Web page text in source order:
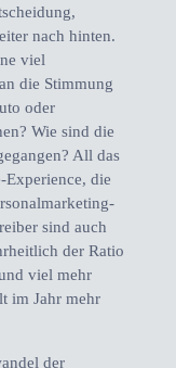
nach hinten.
viel
die Stimmung
oder
Wie sind die
All das
Experience, die
sind auch
der Ratio
viel mehr
im Jahr mehr
der